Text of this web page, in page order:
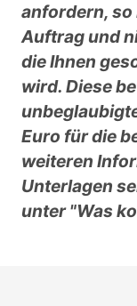
anfordern, so
Auftrag und
die Ihnen
wird. Diese
Euro für die
weiteren
Unterlagen
unter "Was